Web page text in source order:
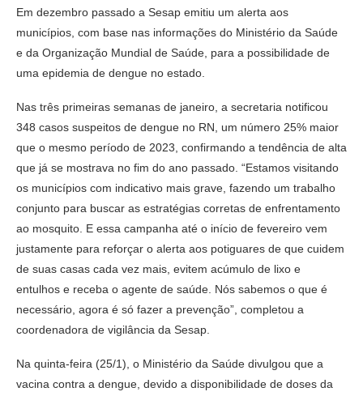
Em dezembro passado a Sesap emitiu um alerta aos
municípios, com base nas informações do Ministério da Saúde
e da Organização Mundial de Saúde, para a possibilidade de
uma epidemia de dengue no estado.
Nas três primeiras semanas de janeiro, a secretaria notificou
348 casos suspeitos de dengue no RN, um número 25% maior
que o mesmo período de 2023, confirmando a tendência de alta
que já se mostrava no fim do ano passado. “Estamos visitando
os municípios com indicativo mais grave, fazendo um trabalho
conjunto para buscar as estratégias corretas de enfrentamento
ao mosquito. E essa campanha até o início de fevereiro vem
justamente para reforçar o alerta aos potiguares de que cuidem
de suas casas cada vez mais, evitem acúmulo de lixo e
entulhos e receba o agente de saúde. Nós sabemos o que é
necessário, agora é só fazer a prevenção”, completou a
coordenadora de vigilância da Sesap.
Na quinta-feira (25/1), o Ministério da Saúde divulgou que a
vacina contra a dengue, devido a disponibilidade de doses da